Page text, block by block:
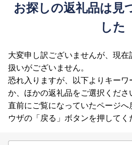
お探しの返礼品は見
した
大変申し訳ございませんが、現在
扱いがございません。
恐れ入りますが、以下よりキー
か、ほかの返礼品をご選択くださ
直前にご覧になっていたページ
ウザの「戻る」ボタンを押してく